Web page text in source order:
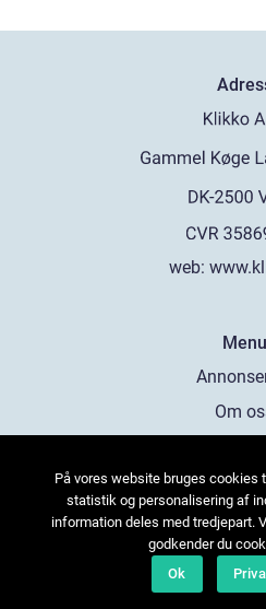
web:
Menu
Om
På vores website bruges cookies
statistik og personalisering af
information deles med tredjepart.
godkender du
Ok